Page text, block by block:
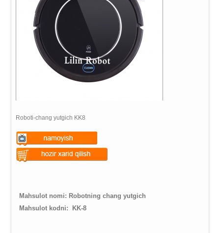
Roboti-chang yutgich KK8
Warning : Undefined variable
$vii_demo_video_text in
/web/m.liectroux-
global.com/includes/templates/theme100/templates/
Mahsulot nomi: Robotning chang yutgich
Mahsulot kodni:
KK-8